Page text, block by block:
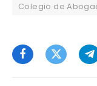
Colegio de
FacebookTwitter